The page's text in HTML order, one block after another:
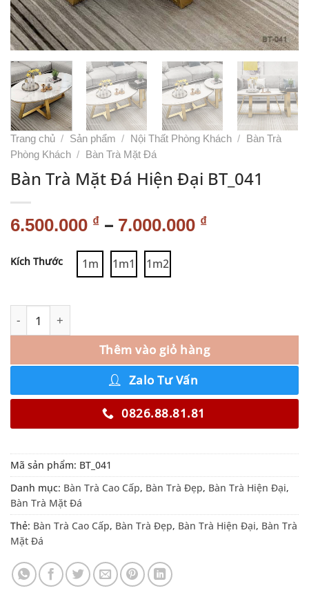
Trang chủ / Sản phẩm / Nội Thất Phòng Khách /
Bàn Trà
Phòng Khách / Bàn Trà Mặt Đá
Bàn Trà Mặt Đá Hiện Đại BT_041
6.500.000 ₫ – 7.000.000 ₫
Kích Thước 1m 1m1 1m2
Thêm vào giỏ hàng
Zalo Tư Vấn
0826.88.81.81
Mã sản phẩm: BT_041
Danh mục: Bàn Trà Cao Cấp, Bàn Trà Đẹp, Bàn Trà Hiện Đại,
Bàn Trà Mặt Đá
Thẻ: Bàn Trà Cao Cấp, Bàn Trà Đẹp, Bàn Trà Hiện Đại, Bàn Trà
Mặt Đá